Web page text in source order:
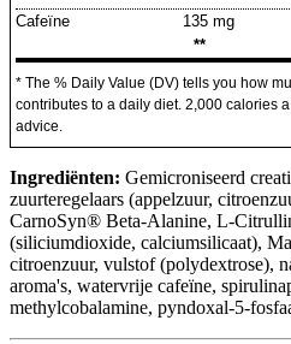
Cafeïne
135 mg
**
* The % Daily Value (DV) tells you how
contributes to a daily diet. 2,000 calories
advice.
Ingrediënten: ​Gemicroniseerd
zuurteregelaars (appelzuur,
CarnoSyn® Beta-Alanine, L-
(siliciumdioxide, calciumsilicaat),
citroenzuur, vulstof (polydextrose),
aroma's, watervrije cafeïne,
methylcobalamine, pyndoxal-5-